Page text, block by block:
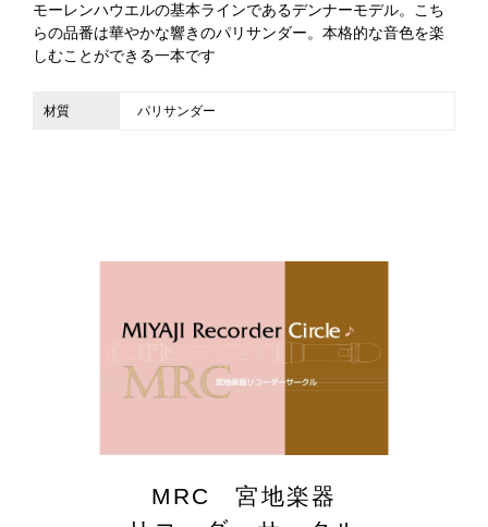
モーレンハウエルの基本ラインであるデンナーモデル。こち
らの品番は華やかな響きのパリサンダー。本格的な音色を楽
しむことができる一本です
材質 パリサンダー
MRC 宮地楽器